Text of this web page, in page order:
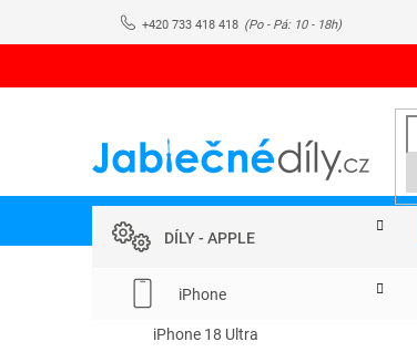
+420 733 418 418
o
kategorieDÍLY - APPLE
iPhone
iPhone 18 Ultra